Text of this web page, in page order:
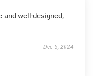
well-designed;
Dec 5, 2024